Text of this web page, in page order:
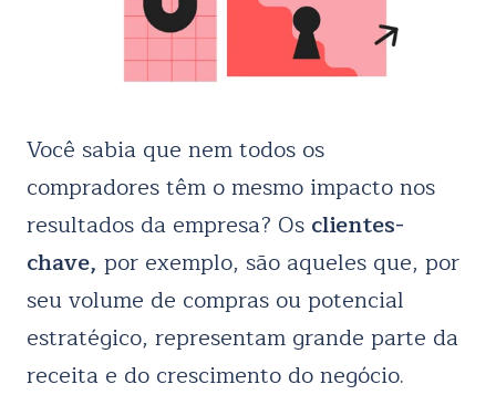
Você sabia que nem todos os
compradores têm o mesmo impacto nos
resultados da empresa? Os clientes-
chave, por exemplo, são aqueles que, por
seu volume de compras ou potencial
estratégico, representam grande parte da
receita e do crescimento do negócio.